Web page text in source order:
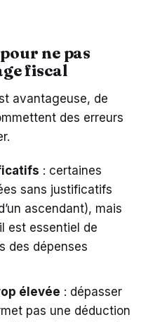
ne pas
fiscal
avantageuse, de
des erreurs
: certaines
sans justificatifs
ascendant), mais
est essentiel de
des dépenses
élevée : dépasser
pas une déduction